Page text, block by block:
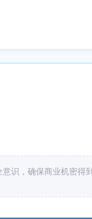
识，确保商业机密得